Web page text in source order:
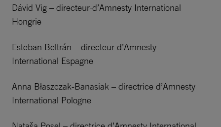
Dávid Vig – directeur·d’Amnesty International
Hongrie
Esteban Beltrán – directeur d’Amnesty
International Espagne
Anna Błaszczak-Banasiak – directrice d’Amnesty
International Pologne